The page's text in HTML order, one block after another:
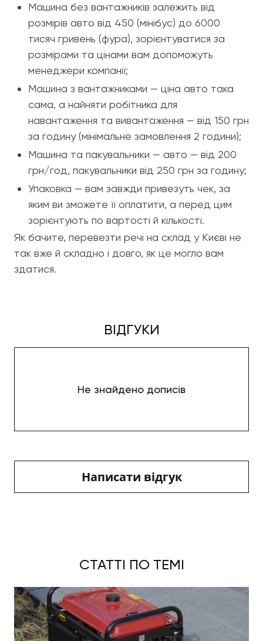
Машина без вантажників залежить від
розмірів авто від 450 (мінібус) до 6000
тисяч гривень (фура), зорієнтуватися за
розмірами та цінами вам допоможуть
менеджери компанії;
Машина з вантажниками — ціна авто така
сама, а найняти робітника для
навантаження та вивантаження — від 150 грн
за годину (мінімальне замовлення 2 години);
Машина та пакувальники — авто — від 200
грн/год, пакувальники від 250 грн за годину;
Упаковка — вам завжди привезуть чек, за
яким ви зможете її оплатити, а перед цим
зорієнтують по вартості й кількості.
Як бачите, перевезти речі на склад у Києві не
так вже й складно і довго, як це могло вам
здатися.
ВІДГУКИ
Не знайдено дописів
Написати відгук
СТАТТІ ПО ТЕМІ